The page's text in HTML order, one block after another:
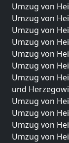
Umzug von
Umzug von
Umzug von
Umzug von
Umzug von
Umzug von
Umzug von
und
Umzug von
Umzug von
Umzug von
Umzug von